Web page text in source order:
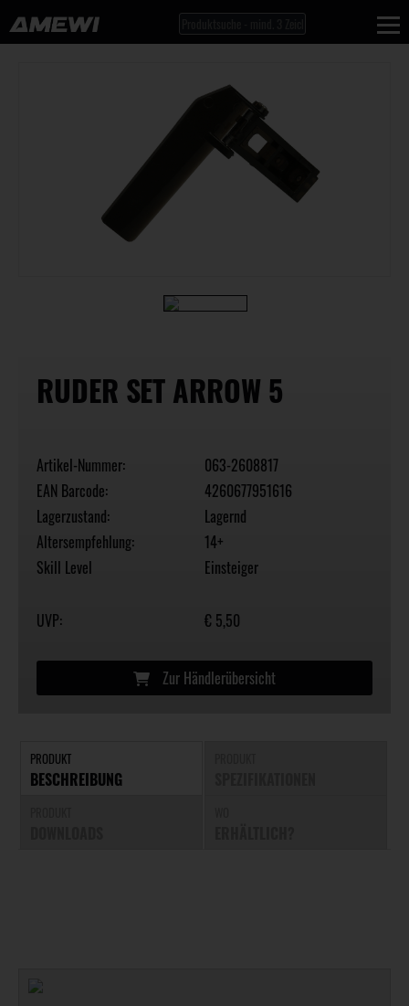
RUDER SET ARROW 5
Artikel-Nummer:
063-2608817
EAN Barcode:
4260677951616
Lagerzustand:
Lagernd
Altersempfehlung:
14+
Skill Level
Einsteiger
UVP: € 5,50
Zur Händlerübersicht
PRODUKT
BESCHREIBUNG